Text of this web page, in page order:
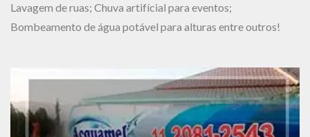
Lavagem de ruas; Chuva artifícial para eventos;
Bombeamento de água potável para alturas entre outros!